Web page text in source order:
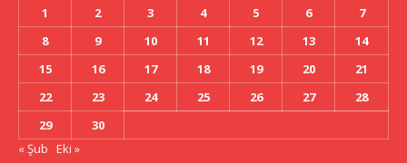
1
2 3 4 5 6
7
8
9 10 11 12 13
14
15
16 17 18 19 20
21
22
23 24 25 26 27
28
29
30
« Şub Eki »